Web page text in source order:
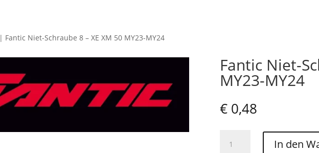
| Fantic Niet-Schraube 8 – XE XM 50 MY23-MY24
Fantic Niet-
MY23-MY24
€0,48
Niet-
In den